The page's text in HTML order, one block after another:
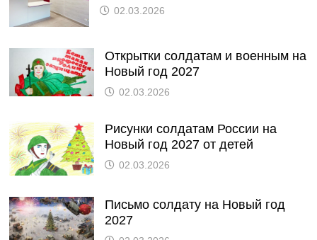
02.03.2026
Открытки солдатам и военным на
Новый год 2027
02.03.2026
Рисунки солдатам России на
Новый год 2027 от детей
02.03.2026
Письмо солдату на Новый год
2027